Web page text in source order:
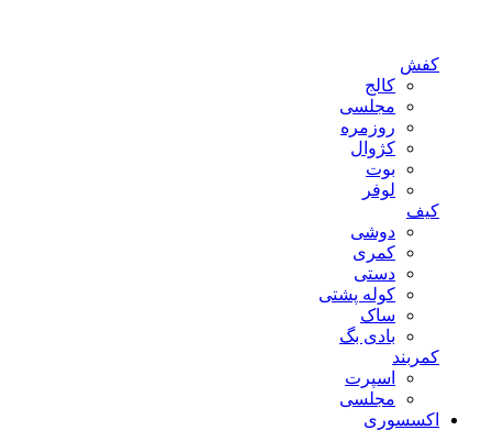
کفش
کالج
مجلسی
روزمره
کژوال
بوت
لوفر
کیف
دوشی
کمری
دستی
کوله پشتی
ساک
بادی بگ
کمربند
اسپرت
مجلسی
اکسسوری